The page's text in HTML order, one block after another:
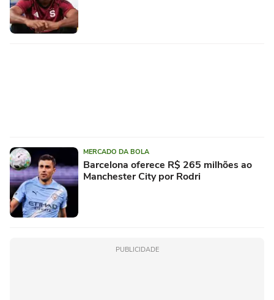
MERCADO DA BOLA
Barcelona oferece R$ 265 milhões ao
Manchester City por Rodri
PUBLICIDADE